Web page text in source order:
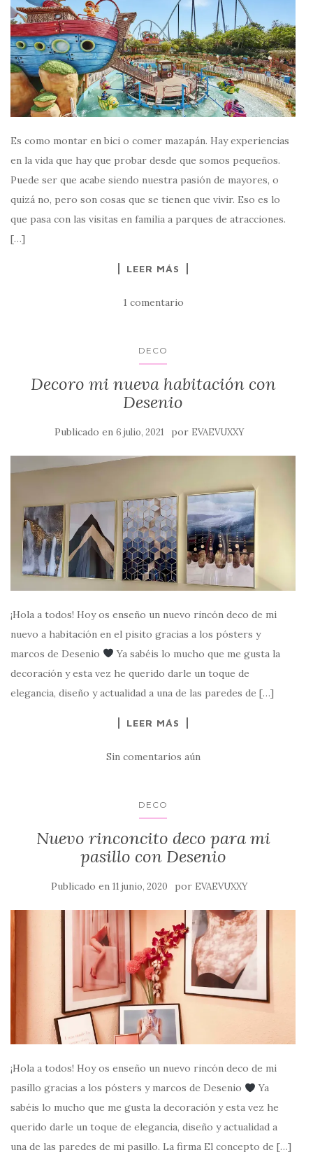
Es como montar en bici o comer mazapán. Hay experiencias
en la vida que hay que probar desde que somos pequeños.
Puede ser que acabe siendo nuestra pasión de mayores, o
quizá no, pero son cosas que se tienen que vivir. Eso es lo
que pasa con las visitas en familia a parques de atracciones.
[…]
LEER MÁS
1 comentario
DECO
Decoro mi nueva habitación con
Desenio
Publicado en 6 julio, 2021 por EVAEVUXXY
¡Hola a todos! Hoy os enseño un nuevo rincón deco de mi
nuevo a habitación en el pisito gracias a los pósters y
marcos de Desenio
Ya sabéis lo mucho que me gusta la
decoración y esta vez he querido darle un toque de
elegancia, diseño y actualidad a una de las paredes de […]
LEER MÁS
Sin comentarios aún
DECO
Nuevo rinconcito deco para mi
pasillo con Desenio
Publicado en 11 junio, 2020 por EVAEVUXXY
¡Hola a todos! Hoy os enseño un nuevo rincón deco de mi
pasillo gracias a los pósters y marcos de Desenio
Ya
sabéis lo mucho que me gusta la decoración y esta vez he
querido darle un toque de elegancia, diseño y actualidad a
una de las paredes de mi pasillo. La firma El concepto de […]